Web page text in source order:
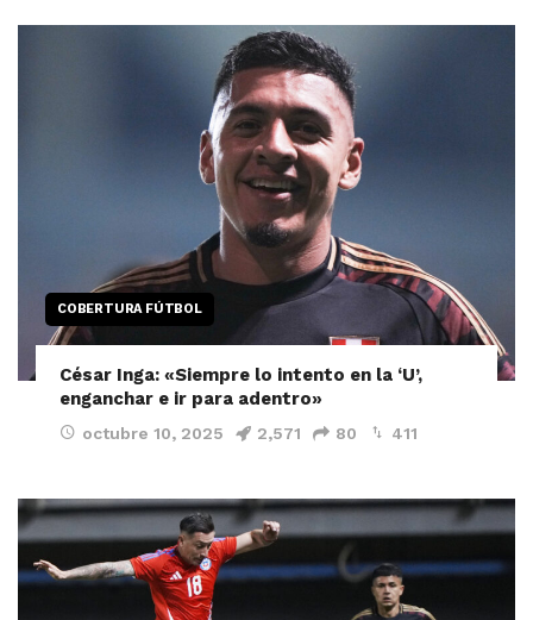
COBERTURA FÚTBOL
César Inga: «Siempre lo intento en la ‘U’,
enganchar e ir para adentro»
octubre 10, 2025 2,571 80 411